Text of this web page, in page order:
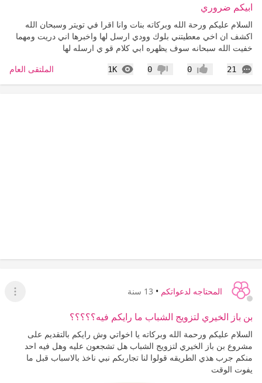
ابيكم ضروري
السلام عليكم ورحة الله وبركاته بنات وانا اقرا في تويتر وسبحان الله
اكشف ان اخي معطيتني بلوك وودي ارسل لها واخبرها اني دريت ومهما
خفيت الله سبحانه سوف يظهره ابي كلام قو ي ارسله لها
21
التعليقات إعجاب0 عدم إعجاب
0
1K
المشاهدات الملتقى العام
المحتاجه لدعواتكم • 13 سنة
عرض
بن باز الخيري لتزويج الشباب ما رايكم فيه؟؟؟؟؟
السلام عليكم ورحمة الله وبركاته يا اخواتي وش رايكم بالتقديم على
مشروع بن باز الخيري لتزويج الشباب هل تشجعون عليه وهل فيه احد
منكم جرب هذي الطريقه قولوا لنا تجاربكم نبي ناخذ بالاسباب قبل ما
يفوت الوقت